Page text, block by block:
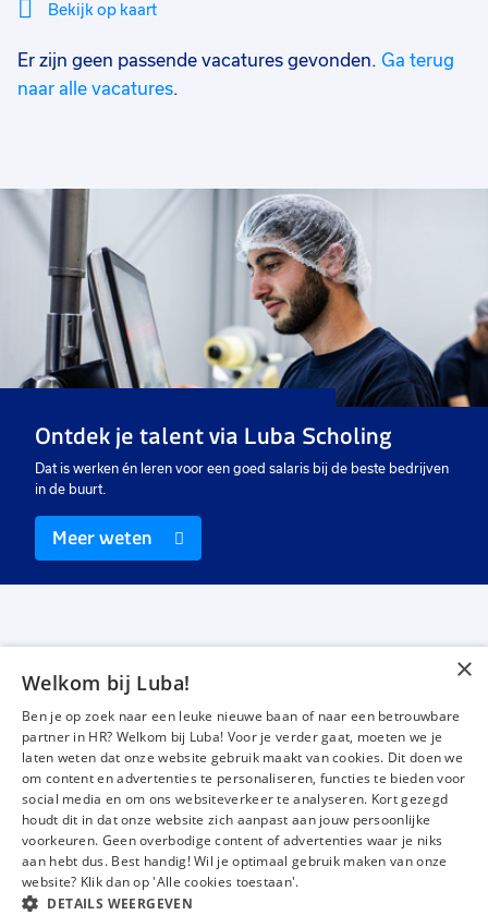
Bekijk op kaart
Sluiten
Er zijn geen passende vacatures gevonden. Ga terug
naar alle vacatures.
Ontdek je talent via Luba Scholing
Dat is werken én leren voor een goed salaris bij de beste bedrijven
in de buurt.
Meer weten
Werken bij Luba
Voor werkgevers
Mijn Luba
Contact
InstagramFacebookLinkedIn YouTube
×
Welkom bij Luba!
Ben je op zoek naar een leuke nieuwe baan of naar een betrouwbare
partner in HR? Welkom bij Luba! Voor je verder gaat, moeten we je
laten weten dat onze website gebruik maakt van cookies. Dit doen we
om content en advertenties te personaliseren, functies te bieden voor
social media en om ons websiteverkeer te analyseren. Kort gezegd
houdt dit in dat onze website zich aanpast aan jouw persoonlijke
voorkeuren. Geen overbodige content of advertenties waar je niks
aan hebt dus. Best handig! Wil je optimaal gebruik maken van onze
website? Klik dan op 'Alle cookies toestaan'.
DETAILS WEERGEVEN